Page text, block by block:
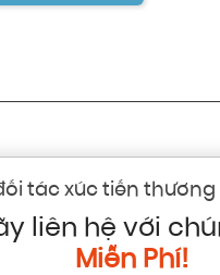
tác xúc tiến
liên hệ với
Miễn Phí!